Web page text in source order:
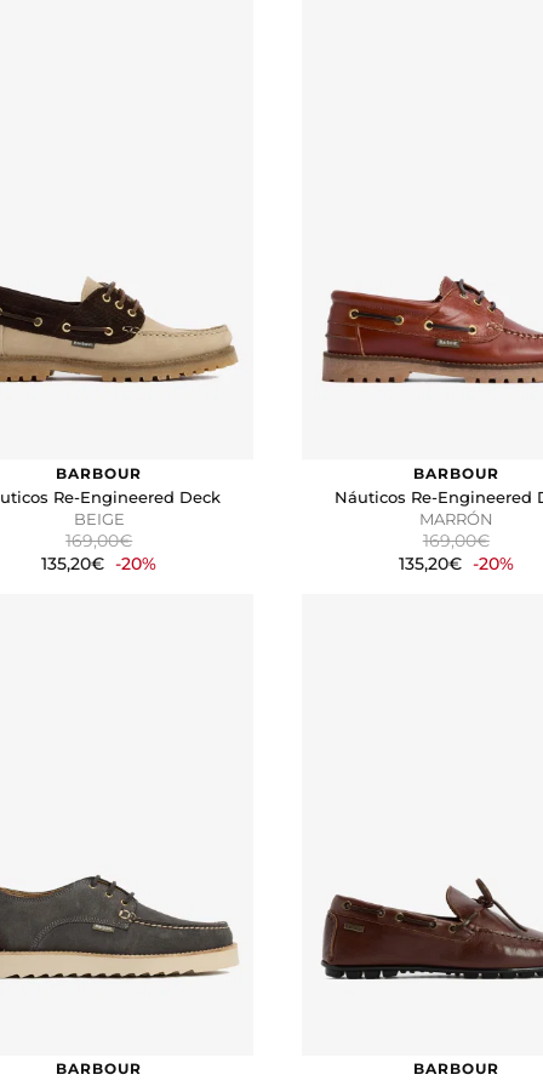
BARBOUR
Re-Engineered Deck
BEIGE
169,00€
135,20€ -20%
BARBOUR
Náuticos Re-Engineered
MARRÓN
169,00€
135,20€ -20%
BARBOUR BARBOUR